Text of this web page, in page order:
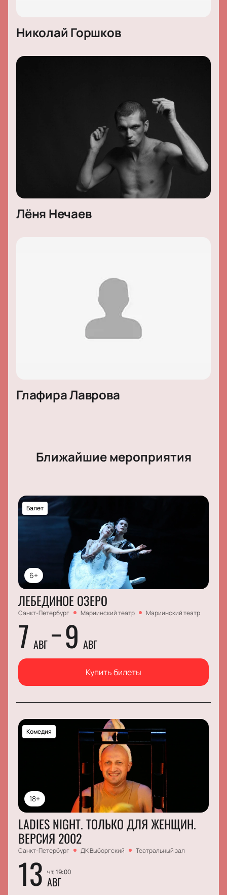
Николай Горшков
Лёня Нечаев
Глафира Лаврова
Ближайшие мероприятия
6+
Балет
ЛЕБЕДИНОЕ ОЗЕРО
Санкт-Петербург Мариинский театр Мариинский театр
7 АВГ 9 АВГ
Купить билеты
18+
Комедия
LADIES NIGHT. ТОЛЬКО ДЛЯ ЖЕНЩИН.
ВЕРСИЯ 2002
Санкт-Петербург ДК Выборгский Театральный зал
13 чт, 19:00
АВГ